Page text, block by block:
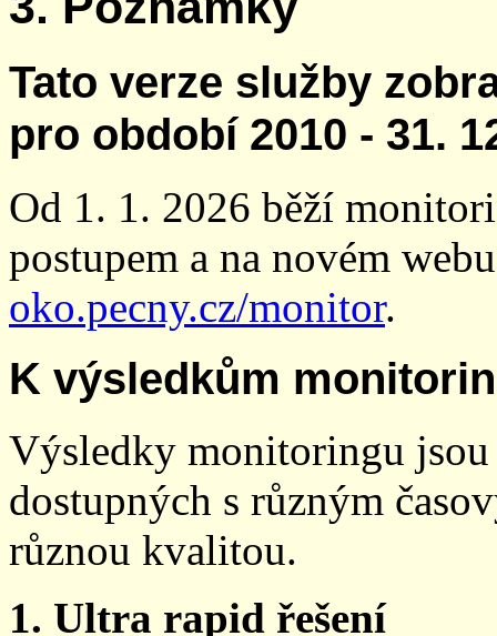
Tato verze služby
pro období 2010 - 31.
Od 1. 1. 2026 běží
postupem a na novém
oko.pecny.cz/monitor.
K výsledkům
Výsledky monitoringu
dostupných s různým
různou kvalitou.
1. Ultra rapid řešení